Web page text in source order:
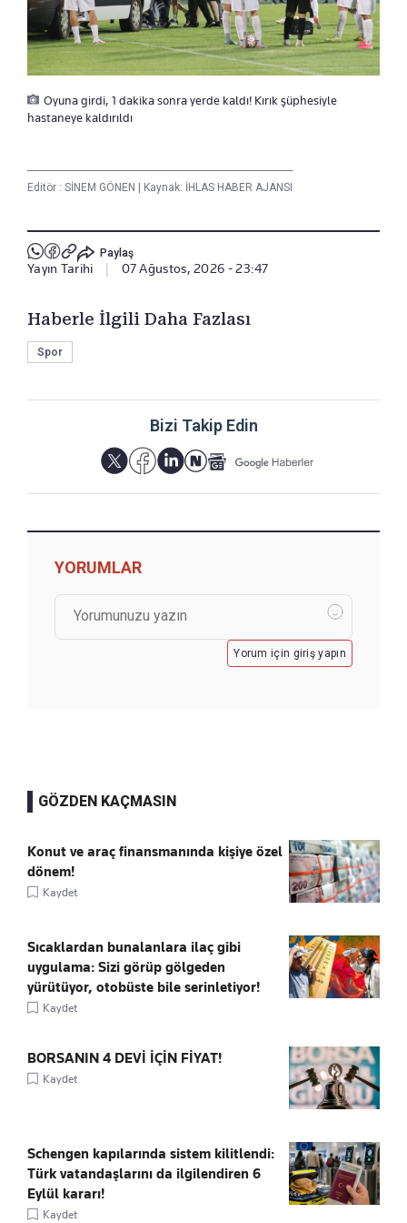
Oyuna girdi, 1 dakika sonra yerde kaldı! Kırık şüphesiyle
hastaneye kaldırıldı
Editör : SİNEM GÖNEN Kaynak: İHLAS HABER AJANSI
Paylaş
Yayın Tarihi 07 Ağustos, 2026 - 23:47
Haberle İlgili Daha Fazlası
Spor
Bizi Takip Edin
YORUMLAR
Yorum için giriş yapın
GÖZDEN KAÇMASIN
Konut ve araç finansmanında kişiye özel
dönem!
Kaydet
Sıcaklardan bunalanlara ilaç gibi
uygulama: Sizi görüp gölgeden
yürütüyor, otobüste bile serinletiyor!
Kaydet
BORSANIN 4 DEVİ İÇİN FİYAT!
Kaydet
Schengen kapılarında sistem kilitlendi:
Türk vatandaşlarını da ilgilendiren 6
Eylül kararı!
Kaydet